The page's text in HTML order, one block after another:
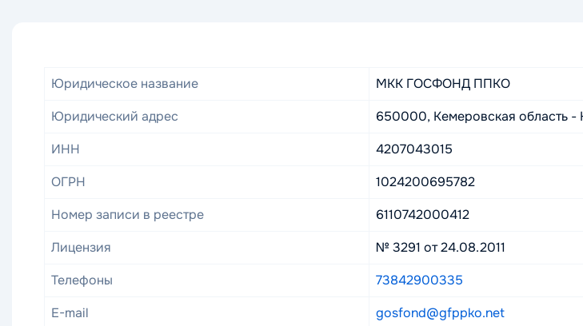
Юридическое название
МКК ГОСФОНД ППКО
Юридический адрес
650000, Кемеровская область -
ИНН
4207043015
ОГРН
1024200695782
Номер записи в реестре
6110742000412
Лицензия
№ 3291 от 24.08.2011
Телефоны
73842900335
E-mail
gosfond@gfppko.net